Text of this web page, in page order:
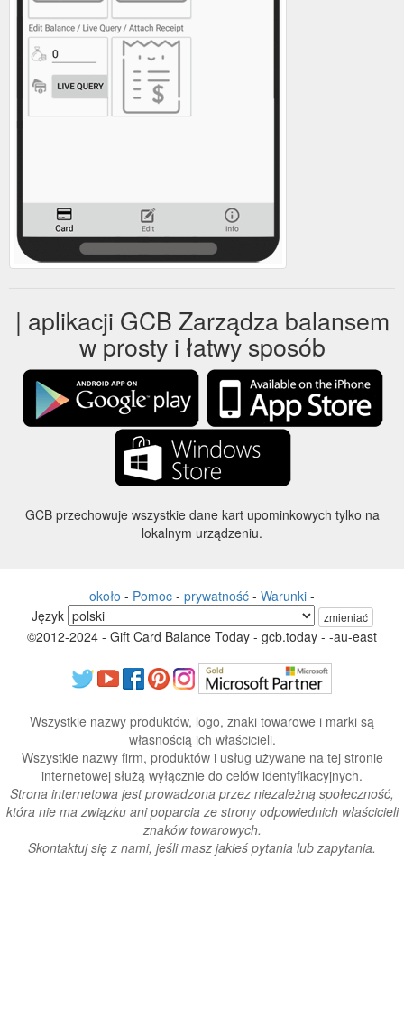
| aplikacji GCB Zarządza balansem
w prosty i łatwy sposób
GCB przechowuje wszystkie dane kart upominkowych tylko na
lokalnym urządzeniu.
około - Pomoc - prywatność - Warunki -
Język
zmieniać
©2012-2024 - Gift Card Balance Today - gcb.today - -au-east
Wszystkie nazwy produktów, logo, znaki towarowe i marki są
własnością ich właścicieli.
Wszystkie nazwy firm, produktów i usług używane na tej stronie
internetowej służą wyłącznie do celów identyfikacyjnych.
Strona internetowa jest prowadzona przez niezależną społeczność,
która nie ma związku ani poparcia ze strony odpowiednich właścicieli
znaków towarowych.
Skontaktuj się z nami, jeśli masz jakieś pytania lub zapytania.